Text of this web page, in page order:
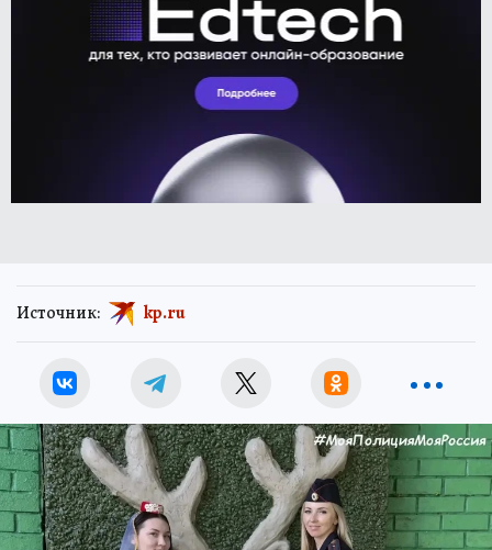
Источник: kp.ru